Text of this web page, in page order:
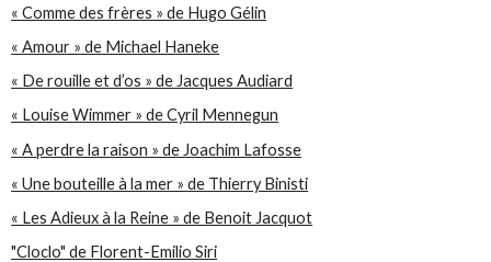
« Comme des frères » de Hugo Gélin
« Amour » de Michael Haneke
« De rouille et d’os » de Jacques Audiard
« Louise Wimmer » de Cyril Mennegun
« A perdre la raison » de Joachim Lafosse
« Une bouteille à la mer » de Thierry Binisti
« Les Adieux à la Reine » de Benoit Jacquot
"Cloclo" de Florent-Emilio Siri